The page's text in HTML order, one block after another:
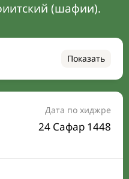
(шафии).
Показать
на сегодня
Дата по хиджре
24 Сафар 1448